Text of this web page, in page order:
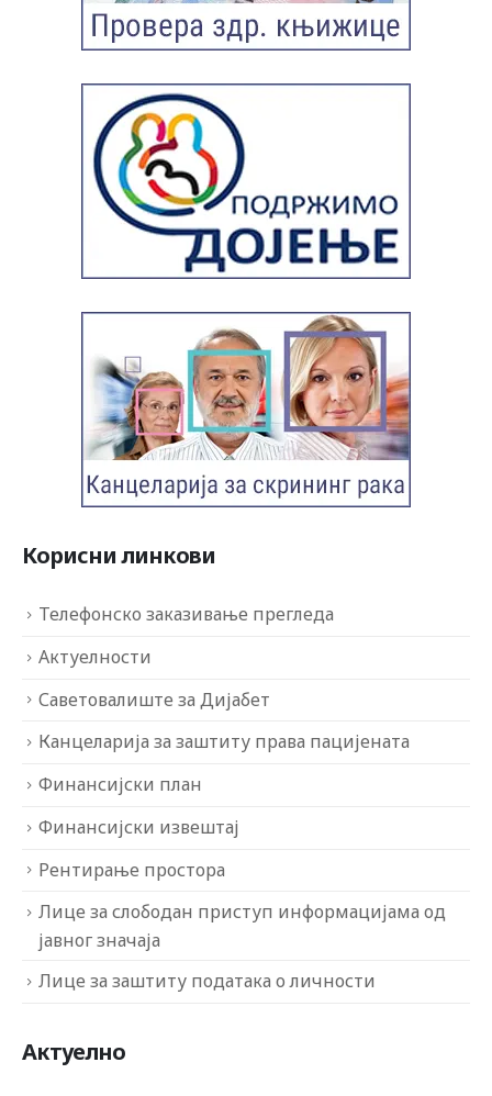
Корисни линкови
Телефонско заказивање прегледа
Актуелности
Саветовалиште за Дијабет
Канцеларија за заштиту права пацијената
Финансијски план
Финансијски извештај
Рентирање простора
Лице за слободан приступ информацијама од
јавног значаја
Лице за заштиту података о личности
Актуелно